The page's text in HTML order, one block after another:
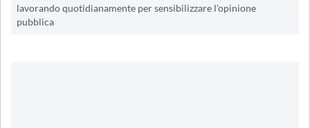
lavorando quotidianamente per sensibilizzare l'opinione
pubblica